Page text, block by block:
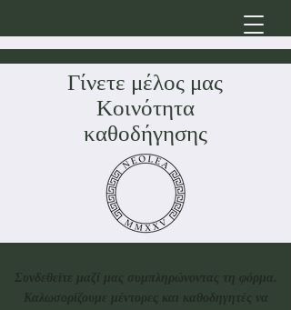
Γίνετε μέλος μας
Κοινότητα
καθοδήγησης
Συνδεθείτε μαζί μας συμπληρώνοντας τη φόρμα.
Καλωσορίζουμε μέντορες και καθοδηγητές να